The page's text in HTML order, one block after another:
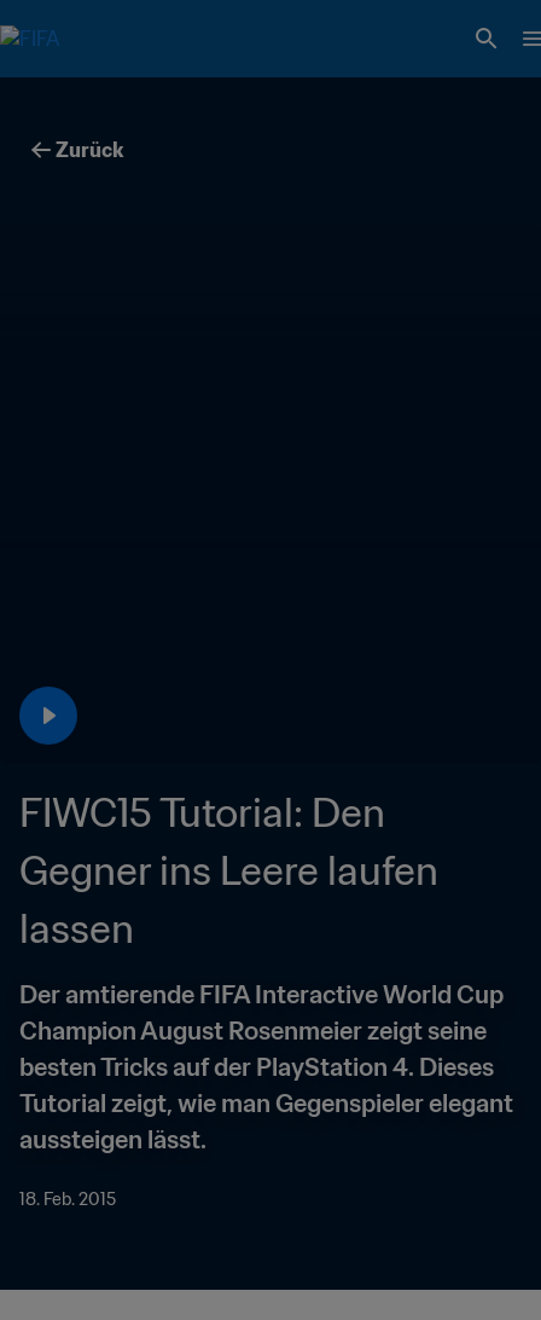
Zurück
FIWC15 Tutorial: Den
Gegner ins Leere laufen
lassen
Der amtierende FIFA Interactive World Cup
Champion August Rosenmeier zeigt seine
besten Tricks auf der PlayStation 4. Dieses
Tutorial zeigt, wie man Gegenspieler elegant
aussteigen lässt.
18. Feb. 2015